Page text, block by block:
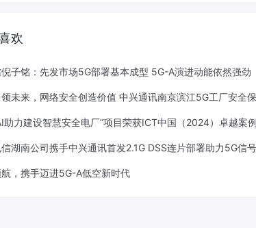
欢
子铭：先发市场5G部署基本成型 5G-A演进动能依然强劲
未来，网络安全创造价值 中兴通讯南京滨江5G工厂安全
助力建设智慧安全电厂”项目荣获ICT中国（2024）卓越案
湖南公司携手中兴通讯首发2.1G DSS连片部署助力5G信
，携手迈进5G-A低空新时代